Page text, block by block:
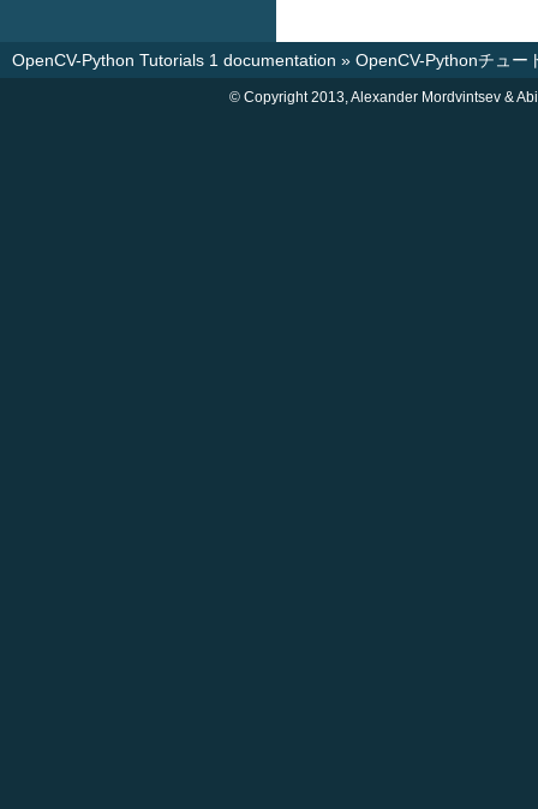
OpenCV-Python Tutorials 1 documentation » OpenCV-Pythonチュー
© Copyright 2013, Alexander Mordvintsev &